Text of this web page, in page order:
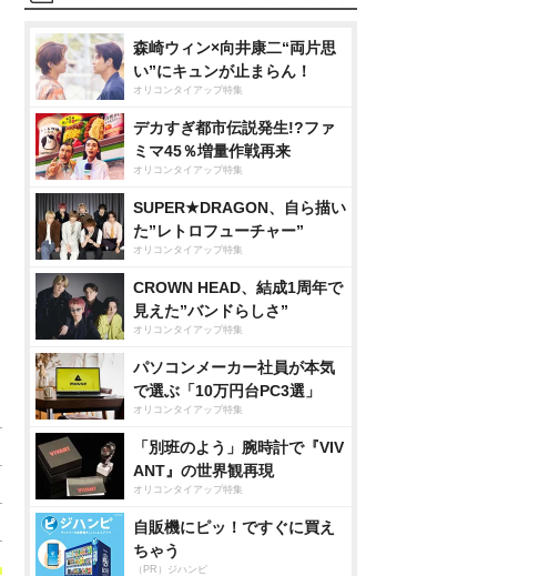
森崎ウィン×向井康二“両片思
い”にキュンが止まらん！
オリコンタイアップ特集
デカすぎ都市伝説発生!?ファ
ミマ45％増量作戦再来
オリコンタイアップ特集
SUPER★DRAGON、自ら描い
た”レトロフューチャー”
オリコンタイアップ特集
CROWN HEAD、結成1周年で
見えた”バンドらしさ”
オリコンタイアップ特集
パソコンメーカー社員が本気
で選ぶ「10万円台PC3選」
オリコンタイアップ特集
「別班のよう」腕時計で『VIV
ANT』の世界観再現
オリコンタイアップ特集
自販機にピッ！ですぐに買え
ちゃう
（PR）ジハンピ